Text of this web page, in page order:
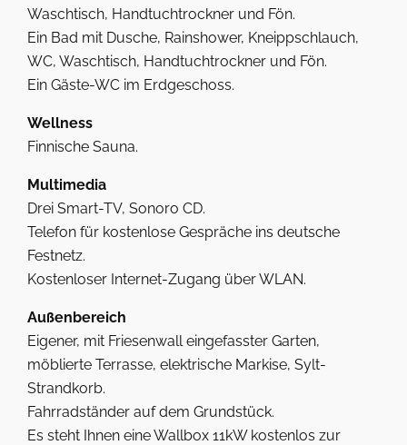
Waschtisch, Handtuchtrockner und Fön.
Ein Bad mit Dusche, Rainshower, Kneippschlauch,
WC, Waschtisch, Handtuchtrockner und Fön.
Ein Gäste-WC im Erdgeschoss.
Wellness
Finnische Sauna.
Multimedia
Drei Smart-TV, Sonoro CD.
Telefon für kostenlose Gespräche ins deutsche
Festnetz.
Kostenloser Internet-Zugang über WLAN.
Außenbereich
Eigener, mit Friesenwall eingefasster Garten,
möblierte Terrasse, elektrische Markise, Sylt-
Strandkorb.
Fahrradständer auf dem Grundstück.
Es steht Ihnen eine Wallbox 11kW kostenlos zur